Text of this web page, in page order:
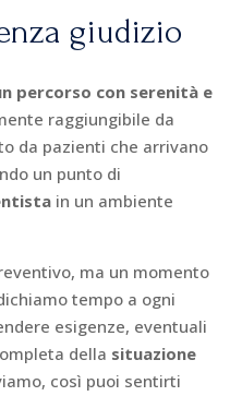
giudizio
percorso con serenità e
raggiungibile da
da pazienti che arrivano
un punto di
in un ambiente
ma un momento
tempo a ogni
esigenze, eventuali
della situazione
così puoi sentirti